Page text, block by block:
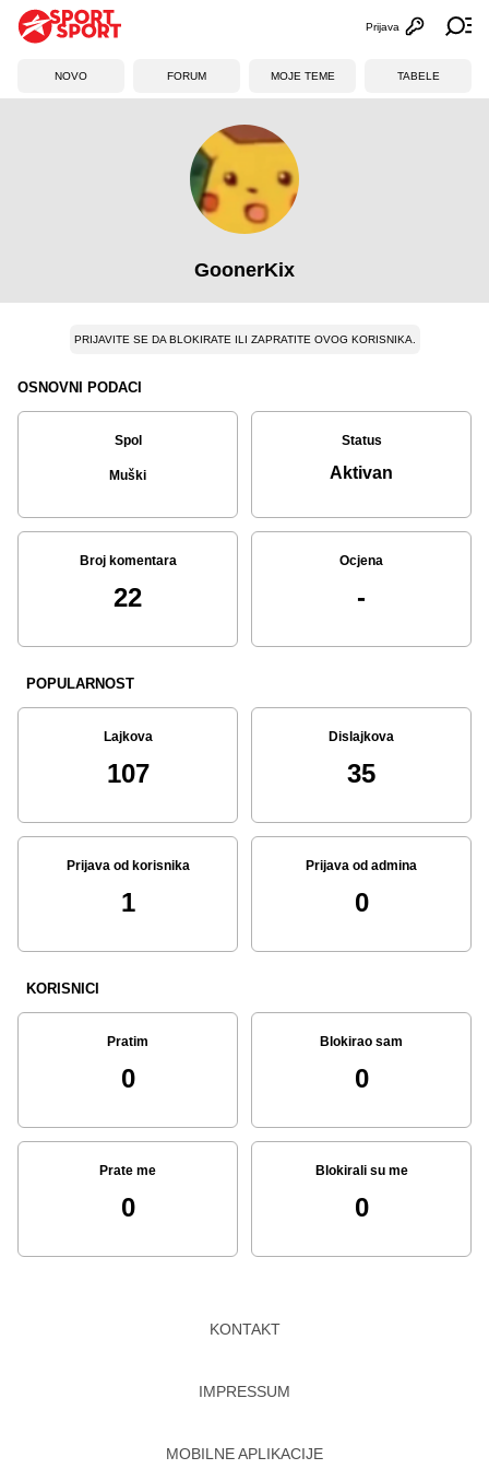
Otvori
Prijava
NOVO FORUM MOJE TEME TABELE
GoonerKix
PRIJAVITE SE DA BLOKIRATE ILI ZAPRATITE OVOG KORISNIKA.
OSNOVNI PODACI
Spol
Muški
Status
Aktivan
Broj komentara
22
Ocjena
-
POPULARNOST
Lajkova
107
Dislajkova
35
Prijava od korisnika
1
Prijava od admina
0
KORISNICI
Pratim
0
Blokirao sam
0
Prate me
0
Blokirali su me
0
KONTAKT
IMPRESSUM
MOBILNE APLIKACIJE